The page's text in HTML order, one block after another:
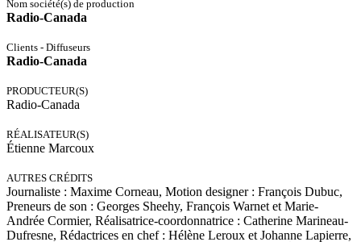
Nom société(s) de production
Radio-Canada
Clients - Diffuseurs
Radio-Canada
PRODUCTEUR(S)
Radio-Canada
RÉALISATEUR(S)
Étienne Marcoux
AUTRES CRÉDITS
Journaliste : Maxime Corneau, Motion designer : François Dubuc,
Preneurs de son : Georges Sheehy, François Warnet et Marie-
Andrée Cormier, Réalisatrice-coordonnatrice : Catherine Marineau-
Dufresne, Rédactrices en chef : Hélène Leroux et Johanne Lapierre,